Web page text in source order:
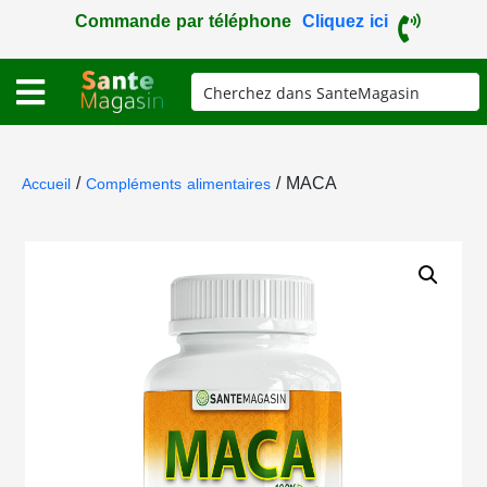
Commande par téléphone Cliquez ici
Accueil/Compléments alimentaires/ MACA